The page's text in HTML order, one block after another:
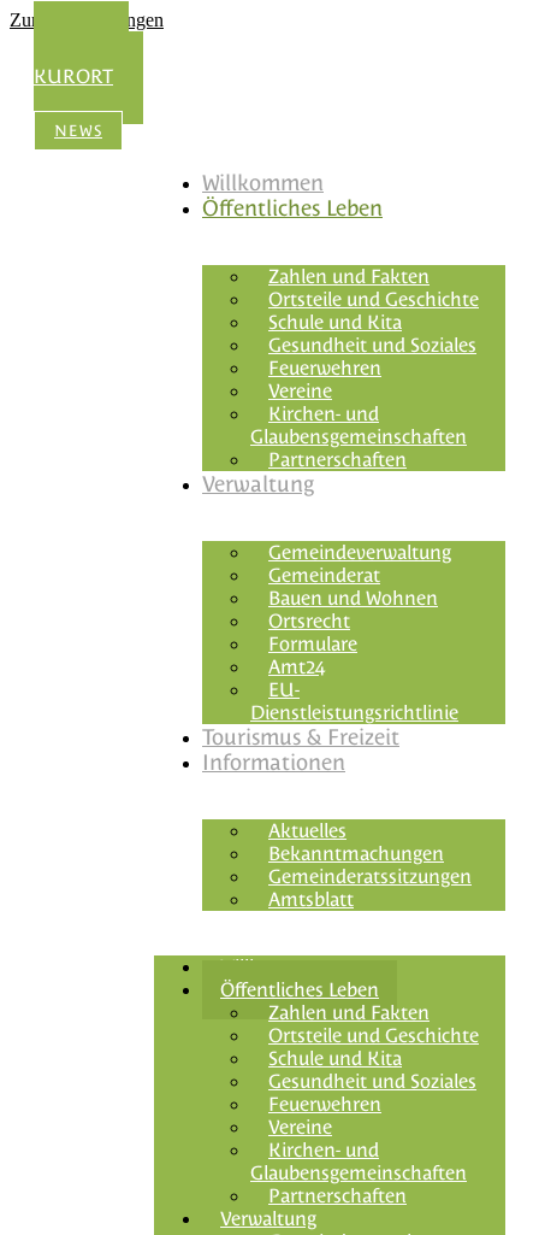
Zum Inhalt springen
KURORT
NEWS
Willkommen
Öffentliches Leben
Zahlen und Fakten
Ortsteile und Geschichte
Schule und Kita
Gesundheit und Soziales
Feuerwehren
Vereine
Kirchen- und
Glaubensgemeinschaften
Partnerschaften
Verwaltung
Gemeindeverwaltung
Gemeinderat
Bauen und Wohnen
Ortsrecht
Formulare
Amt24
EU-
Dienstleistungsrichtlinie
Tourismus & Freizeit
Informationen
Aktuelles
Bekanntmachungen
Gemeinderatssitzungen
Amtsblatt
Willkommen
Öffentliches Leben
Zahlen und Fakten
Ortsteile und Geschichte
Schule und Kita
Gesundheit und Soziales
Feuerwehren
Vereine
Kirchen- und
Glaubensgemeinschaften
Partnerschaften
Verwaltung